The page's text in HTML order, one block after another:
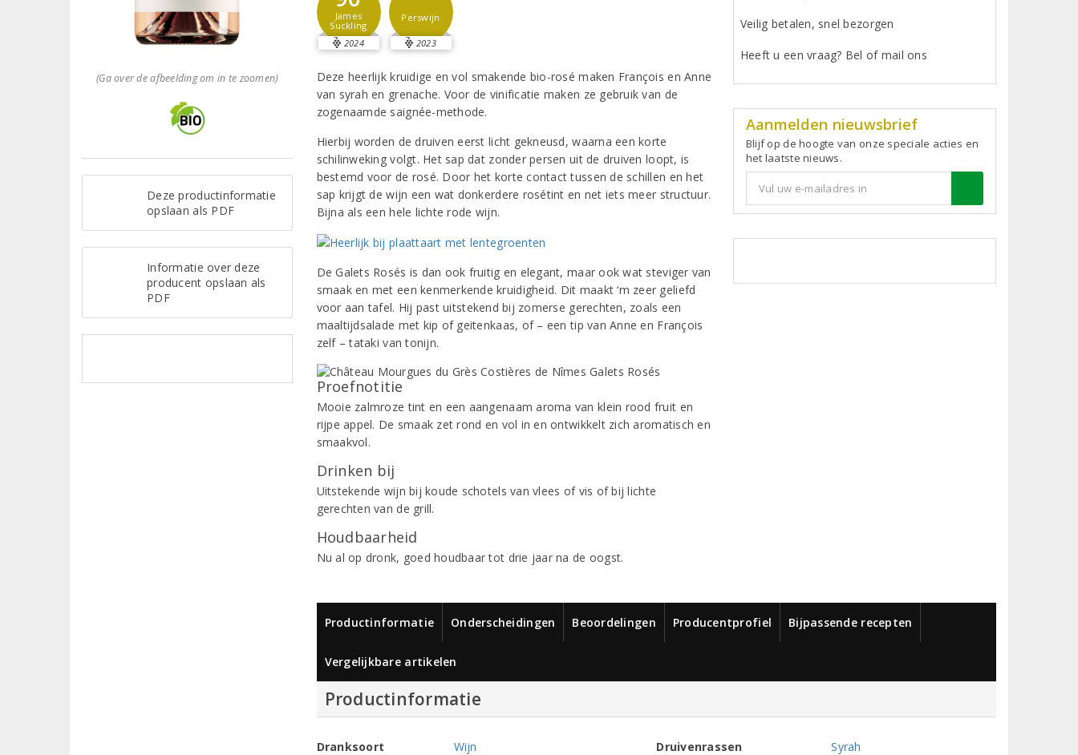
(Ga over de afbeelding om in te zoomen)
Deze productinformatie
opslaan als PDF
Informatie over deze
producent opslaan als
PDF
James
Suckling
2024
Perswijn
2023
Deze heerlijk kruidige en vol smakende bio-rosé maken François en Anne
van syrah en grenache. Voor de vinificatie maken ze gebruik van de
zogenaamde saignée-methode.
Hierbij worden de druiven eerst licht gekneusd, waarna een korte
schilinweking volgt. Het sap dat zonder persen uit de druiven loopt, is
bestemd voor de rosé. Door het korte contact tussen de schillen en het
sap krijgt de wijn een wat donkerdere rosétint en net iets meer structuur.
Bijna als een hele lichte rode wijn.
De Galets Rosés is dan ook fruitig en elegant, maar ook wat steviger van
smaak en met een kenmerkende kruidigheid. Dit maakt ‘m zeer geliefd
voor aan tafel. Hij past uitstekend bij zomerse gerechten, zoals een
maaltijdsalade met kip of geitenkaas, of – een tip van Anne en François
zelf – tataki van tonijn.
Proefnotitie
Mooie zalmroze tint en een aangenaam aroma van klein rood fruit en
rijpe appel. De smaak zet rond en vol in en ontwikkelt zich aromatisch en
smaakvol.
Drinken bij
Uitstekende wijn bij koude schotels van vlees of vis of bij lichte
gerechten van de grill.
Houdbaarheid
Nu al op dronk, goed houdbaar tot drie jaar na de oogst.
Veilig betalen, snel bezorgen
Heeft u een vraag? Bel of mail ons
Aanmelden nieuwsbrief
Blijf op de hoogte van onze speciale acties en
het laatste nieuws.
Productinformatie Onderscheidingen Beoordelingen Producentprofiel Bijpassende recepten
Vergelijkbare artikelen
Productinformatie
Dranksoort
Wijn
Druivenrassen
Syrah